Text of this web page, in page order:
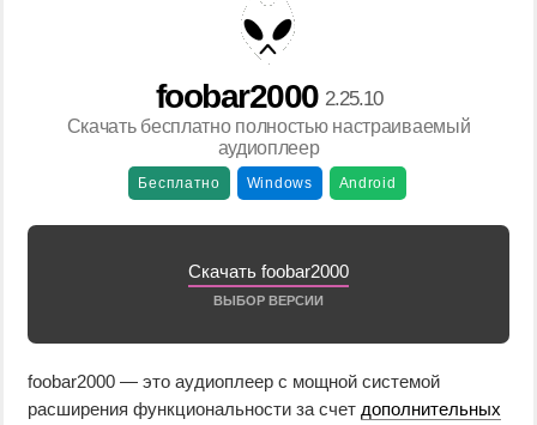
foobar2000 2.25.10
Скачать бесплатно полностью настраиваемый
аудиоплеер
Бесплатно Windows Android
Скачать foobar2000
ВЫБОР ВЕРСИИ
foobar2000 — это аудиоплеер с мощной системой
расширения функциональности за счет дополнительных